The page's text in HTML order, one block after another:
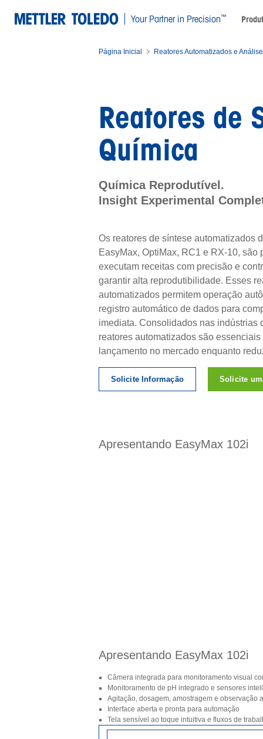
Your Partner in Precision™
Página Inicial Reatores Automatizados e
Reatores de
Química
Química Reprodutível.
Insight Experimental
Os reatores de síntese automatizados
EasyMax, OptiMax, RC1 e RX-10, são
executam receitas com precisão e
garantir alta reprodutibilidade. Esses
automatizados permitem operação
registro automático de dados para
imediata. Consolidados nas indústrias
reatores automatizados são
lançamento no mercado enquanto
Solicite Informação Solicite
Apresentando EasyMax 102i
Apresentando EasyMax 102i
Câmera integrada para monitoramento visual
Monitoramento de pH integrado e sensores
Agitação, dosagem, amostragem e observação
Interface aberta e pronta para automação
Tela sensível ao toque intuitiva e fluxos de